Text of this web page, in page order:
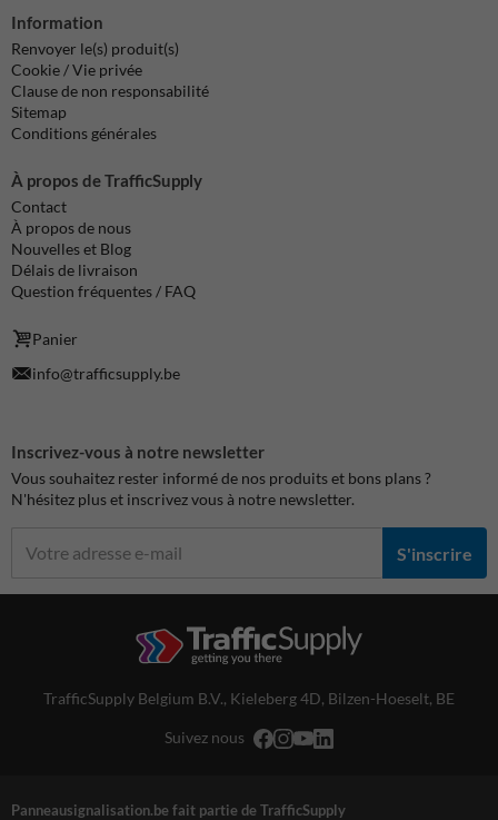
Information
Renvoyer le(s) produit(s)
Cookie / Vie privée
Clause de non responsabilité
Sitemap
Conditions générales
À propos de TrafficSupply
Contact
À propos de nous
Nouvelles et Blog
Délais de livraison
Question fréquentes / FAQ
Panier
info@trafficsupply.be
Inscrivez-vous à notre newsletter
Vous souhaitez rester informé de nos produits et bons plans ?
N'hésitez plus et inscrivez vous à notre newsletter.
S'inscrire
TrafficSupply Belgium B.V., Kieleberg 4D, Bilzen-Hoeselt, BE
Suivez nous
Panneausignalisation.be fait partie de TrafficSupply